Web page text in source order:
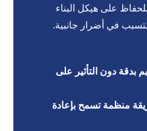
على هيكل البناء
في أضرار جانبية.
بدقة دون التأثير على
منظمة تسمح بإعادة